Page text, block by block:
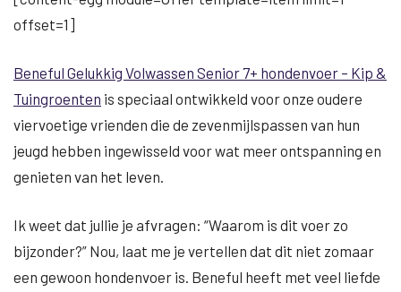
offset=1]
Beneful Gelukkig Volwassen Senior 7+ hondenvoer – Kip &
Tuingroenten is speciaal ontwikkeld voor onze oudere
viervoetige vrienden die de zevenmijlspassen van hun
jeugd hebben ingewisseld voor wat meer ontspanning en
genieten van het leven.
Ik weet dat jullie je afvragen: “Waarom is dit voer zo
bijzonder?” Nou, laat me je vertellen dat dit niet zomaar
een gewoon hondenvoer is. Beneful heeft met veel liefde